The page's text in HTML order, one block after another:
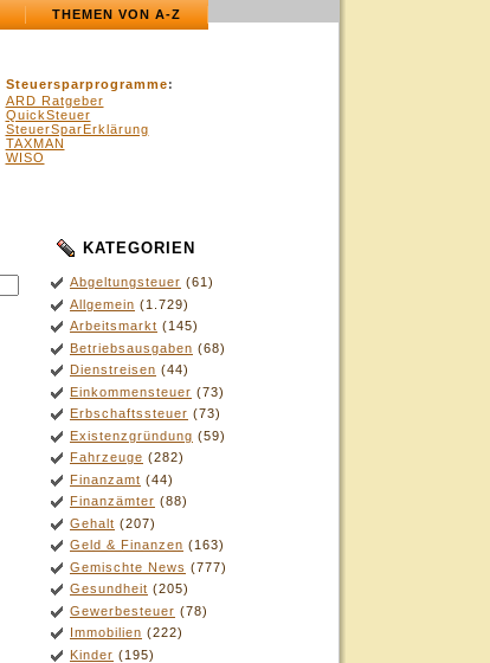
THEMEN VON A-Z
Steuersparprogramme:
ARD Ratgeber
QuickSteuer
SteuerSparErklärung
TAXMAN
WISO
KATEGORIEN
Abgeltungsteuer (61)
Allgemein (1.729)
Arbeitsmarkt (145)
Betriebsausgaben (68)
Dienstreisen (44)
Einkommensteuer (73)
Erbschaftssteuer (73)
Existenzgründung (59)
Fahrzeuge (282)
Finanzamt (44)
Finanzämter (88)
Gehalt (207)
Geld & Finanzen (163)
Gemischte News (777)
Gesundheit (205)
Gewerbesteuer (78)
Immobilien (222)
Kinder (195)